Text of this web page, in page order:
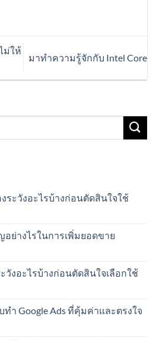
ม่ให้
มาทำความรู้จักกับ Intel Core
ระวังอะไรบ้างก่อนตัดสินใจใช้
อย่างไรในการเพิ่มยอดขาย
วังอะไรบ้างก่อนตัดสินใจเลือกใช้
ำ Google Ads ที่คุ้มค่าและตรงใจ